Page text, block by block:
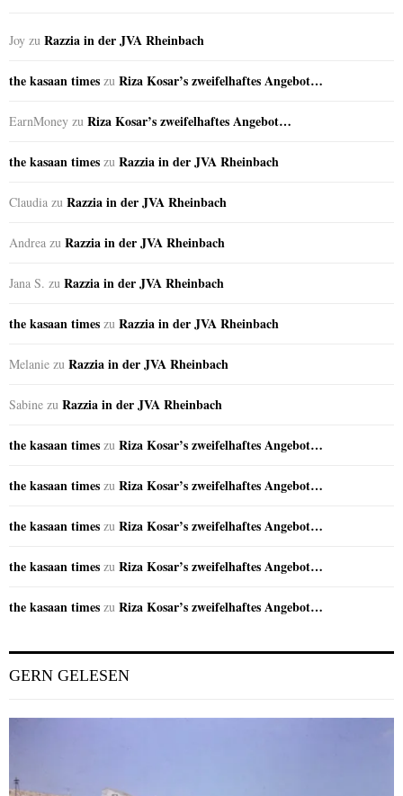
Joy zu Razzia in der JVA Rheinbach
the kasaan times zu Riza Kosar’s zweifelhaftes Angebot…
EarnMoney zu Riza Kosar’s zweifelhaftes Angebot…
the kasaan times zu Razzia in der JVA Rheinbach
Claudia zu Razzia in der JVA Rheinbach
Andrea zu Razzia in der JVA Rheinbach
Jana S. zu Razzia in der JVA Rheinbach
the kasaan times zu Razzia in der JVA Rheinbach
Melanie zu Razzia in der JVA Rheinbach
Sabine zu Razzia in der JVA Rheinbach
the kasaan times zu Riza Kosar’s zweifelhaftes Angebot…
the kasaan times zu Riza Kosar’s zweifelhaftes Angebot…
the kasaan times zu Riza Kosar’s zweifelhaftes Angebot…
the kasaan times zu Riza Kosar’s zweifelhaftes Angebot…
the kasaan times zu Riza Kosar’s zweifelhaftes Angebot…
GERN GELESEN